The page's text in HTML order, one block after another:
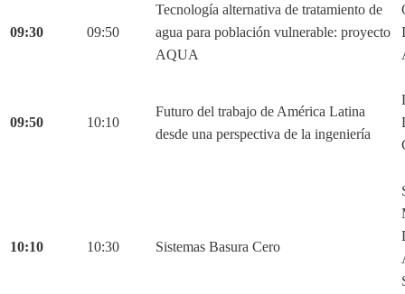
09:30 09:50
Tecnología alternativa de tratamiento de
agua para población vulnerable: proyecto
AQUA
09:50 10:10
Futuro del trabajo de América Latina
desde una perspectiva de la ingeniería
10:10 10:30 Sistemas Basura Cero